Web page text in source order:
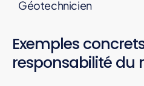
Géotechnicien
Exemples
responsabilité du